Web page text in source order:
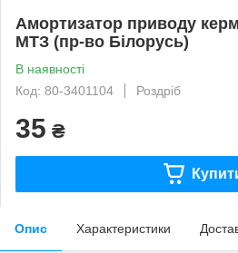
Амортизатор приводу
МТЗ (пр-во Білорусь)
В наявності
Код: 80-3401104
Роздріб
35 ₴
Опис Характеристики